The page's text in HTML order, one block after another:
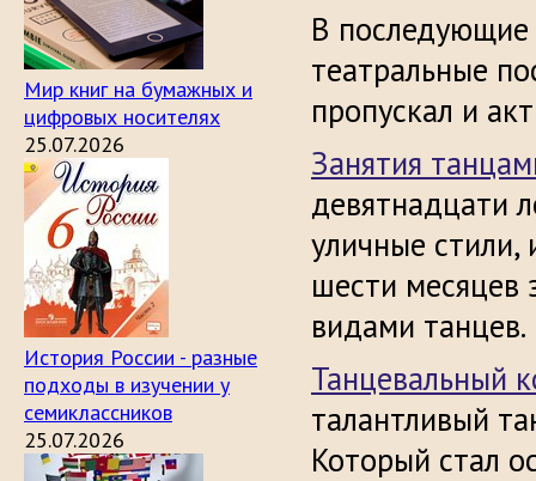
Мир книг на бумажных и
цифровых носителях
25.07.2026
История России - разные
подходы в изучении у
семиклассников
25.07.2026
В последующие
театральные
пропускал и
Занятия
девятнадцати
уличные стили,
шести месяцев
видами танцев.
Танцевальный
талантливый
Который стал